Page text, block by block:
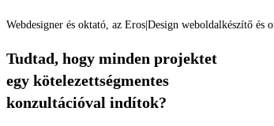
Webdesigner és oktató, az Eros|Design weboldalkészítő
Tudtad, hogy minden projektet
egy kötelezettségmentes
konzultációval indítok?